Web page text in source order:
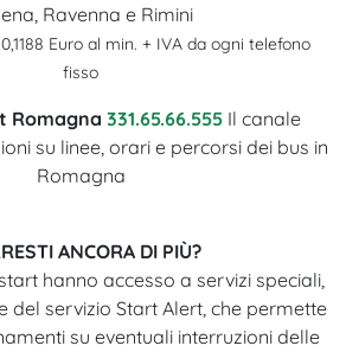
Ravenna e Rimini
Euro al min. + IVA da ogni telefono
fisso
Romagna 331.65.66.555 Il canale
su linee, orari e percorsi dei bus in
Romagna
ANCORA DI PIÙ?
hanno accesso a servizi speciali,
del servizio Start Alert, che permette
su eventuali interruzioni delle